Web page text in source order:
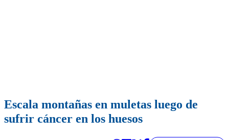
Escala montañas en muletas luego de
sufrir cáncer en los huesos